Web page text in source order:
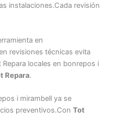
instalaciones.Cada revisión
en
revisiones técnicas evita
locales en bonrepos i
Repara.
i mirambell ya se
preventivos.Con Tot